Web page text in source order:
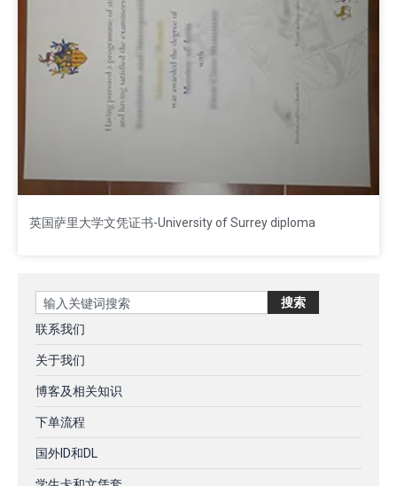
英国萨里大学文凭证书-University of Surrey diploma
Search 搜索
联系我们
关于我们
博客及相关知识
下单流程
国外ID和DL